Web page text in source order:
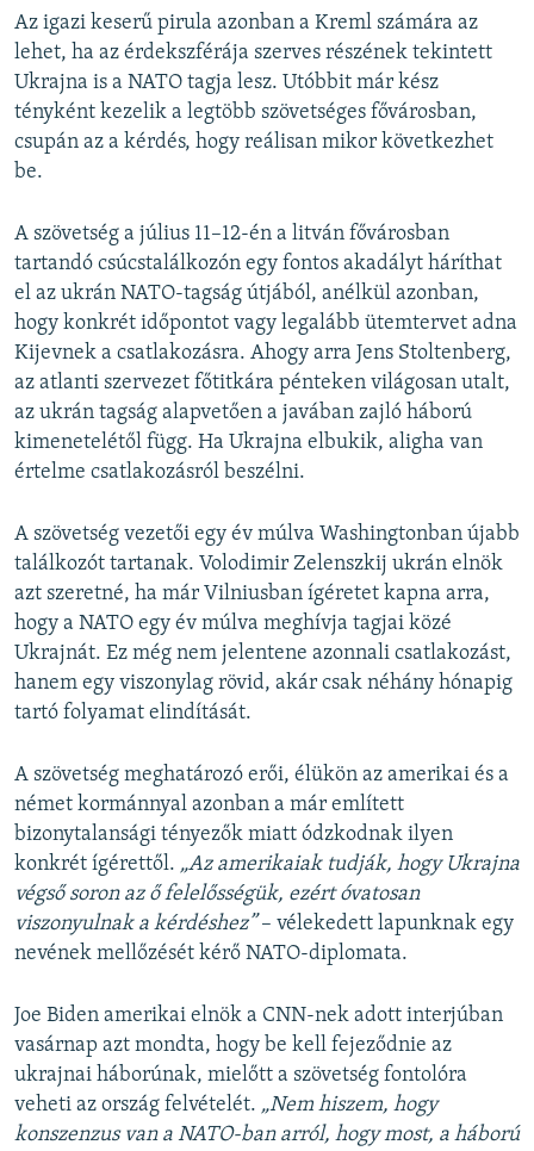
Az igazi keserű pirula azonban a Kreml számára az
lehet, ha az érdekszférája szerves részének tekintett
Ukrajna is a NATO tagja lesz. Utóbbit már kész
tényként kezelik a legtöbb szövetséges fővárosban,
csupán az a kérdés, hogy reálisan mikor következhet
be.
A szövetség a július 11–12-én a litván fővárosban
tartandó csúcstalálkozón egy fontos akadályt háríthat
el az ukrán NATO-tagság útjából, anélkül azonban,
hogy konkrét időpontot vagy legalább ütemtervet adna
Kijevnek a csatlakozásra. Ahogy arra Jens Stoltenberg,
az atlanti szervezet főtitkára pénteken világosan utalt,
az ukrán tagság alapvetően a javában zajló háború
kimenetelétől függ. Ha Ukrajna elbukik, aligha van
értelme csatlakozásról beszélni.
A szövetség vezetői egy év múlva Washingtonban újabb
találkozót tartanak. Volodimir Zelenszkij ukrán elnök
azt szeretné, ha már Vilniusban ígéretet kapna arra,
hogy a NATO egy év múlva meghívja tagjai közé
Ukrajnát. Ez még nem jelentene azonnali csatlakozást,
hanem egy viszonylag rövid, akár csak néhány hónapig
tartó folyamat elindítását.
A szövetség meghatározó erői, élükön az amerikai és a
német kormánnyal azonban a már említett
bizonytalansági tényezők miatt ódzkodnak ilyen
konkrét ígérettől. „Az amerikaiak tudják, hogy Ukrajna
végső soron az ő felelősségük, ezért óvatosan
viszonyulnak a kérdéshez”– vélekedett lapunknak egy
nevének mellőzését kérő NATO-diplomata.
Joe Biden amerikai elnök a CNN-nek adott interjúban
vasárnap azt mondta, hogy be kell fejeződnie az
ukrajnai háborúnak, mielőtt a szövetség fontolóra
veheti az ország felvételét. „Nem hiszem, hogy
konszenzus van a NATO-ban arról, hogy most, a háború